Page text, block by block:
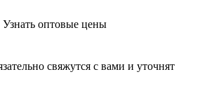
Узнать оптовые цены
свяжутся с вами и уточнят